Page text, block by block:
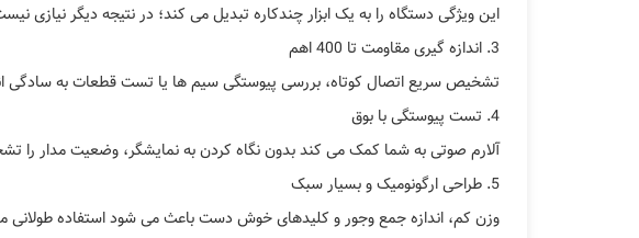
این ویژگی دستگاه را به یک ابزار چندکاره تبدیل می کند؛ در نتیجه دیگر نیازی
3. اندازه گیری مقاومت تا 400 اهم
تشخیص سریع اتصال کوتاه، بررسی پیوستگی سیم ها یا تست قطعات به سادگی
4. تست پیوستگی با بوق
آلارم صوتی به شما کمک می کند بدون نگاه کردن به نمایشگر، وضعیت مدار را
5. طراحی ارگونومیک و بسیار سبک
وزن کم، اندازه جمع وجور و کلیدهای خوش دست باعث می شود استفاده